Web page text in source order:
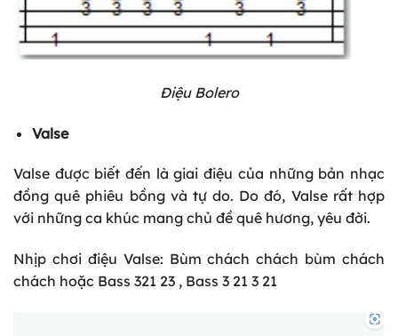
Điệu Bolero
Valse
Valse được biết đến là giai điệu của những bản nhạc
đồng quê phiêu bồng và tự do. Do đó, Valse rất hợp
với những ca khúc mang chủ đề quê hương, yêu đời.
Nhịp chơi điệu Valse: Bùm chách chách bùm chách
chách hoặc Bass 321 23 , Bass 3 21 3 21